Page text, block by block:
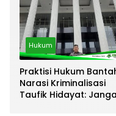
Hukum
Praktisi Hukum
Narasi Kriminalisasi
Taufik Hidayat: